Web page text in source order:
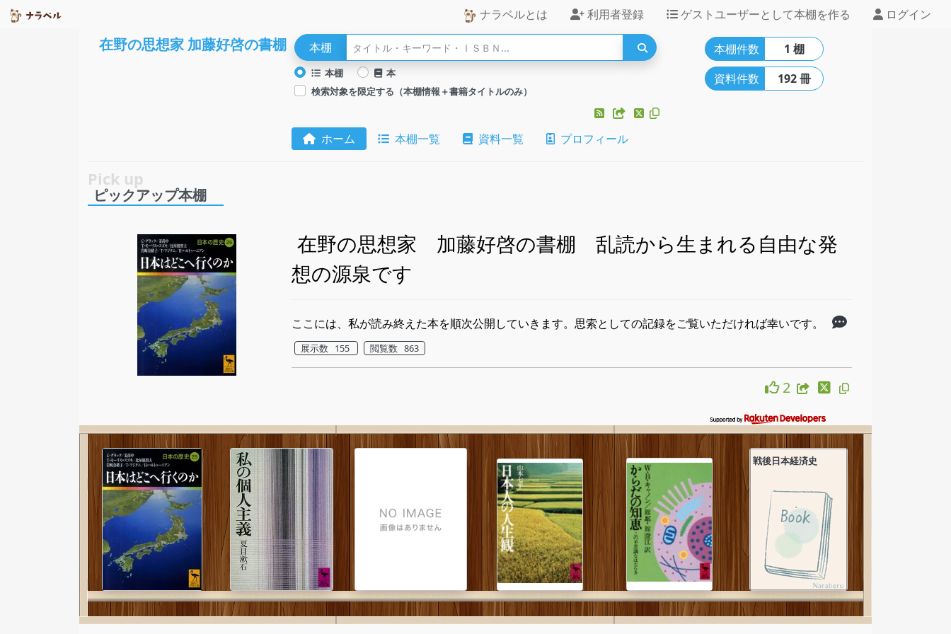
ナラベルとは 利用者登録 ゲストユーザーとして本棚を作る ログイン
在野の思想家 加藤好啓の書棚 本棚
本棚
本
検索対象を限定する（本棚情報＋書籍タイトルのみ）
ホーム 本棚一覧 資料一覧 プロフィール
本棚件数
1 棚
資料件数
192 冊
ピックアップ本棚
在野の思想家 加藤好啓の書棚 乱読から生まれる自由な発
想の源泉です
ここには、私が読み終えた本を順次公開していきます。思索としての記録をご覧いただければ幸いです。
展示数 155 閲覧数 863
2
戦後日本経済史